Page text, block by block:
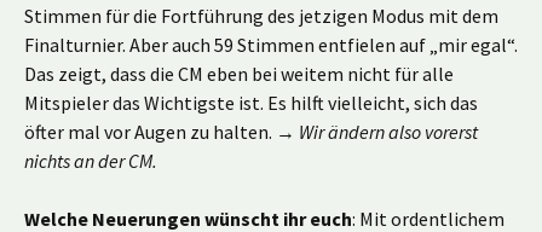
Stimmen für die Fortführung des jetzigen Modus mit dem
Finalturnier. Aber auch 59 Stimmen entfielen auf „mir egal“.
Das zeigt, dass die CM eben bei weitem nicht für alle
Mitspieler das Wichtigste ist. Es hilft vielleicht, sich das
öfter mal vor Augen zu halten. → Wir ändern also vorerst
nichts an der CM.
Welche Neuerungen wünscht ihr euch: Mit ordentlichem